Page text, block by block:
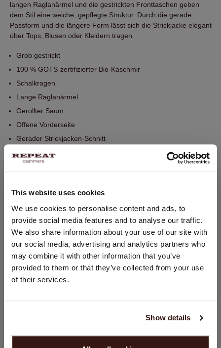
This website uses cookies
We use cookies to personalise content and ads, to
provide social media features and to analyse our traffic.
We also share information about your use of our site with
our social media, advertising and analytics partners who
may combine it with other information that you’ve
provided to them or that they’ve collected from your use
of their services.
Show details
langen Raglanärmel und die gestrickten Fronttaschen geben
dem Stil eine weiche, gepflegte Struktur. Durch die gerade
Passform und die längere Form lässt sich die Strickjacke elegant
über Tops, Blusen oder Kleidern tragen.
Grob gestrickt
100 % GOTS-zertifizierter Bio-Kaschmir
Schalkragen
Lange Raglanärmel
Gerollter Saum
Offene Vorderseite
Gerader Strickjacken-Schnitt
Reguläre Passform
Nach vorne verlegte Seitennähte
Handwäsche, chemische Reinigung möglich
100% Bio-Kaschmir (GOTS-zertifiziert)
GRÖSSE & SCHNITT
STANDORT ÄNDERN
Sie besuchen Repeat cashmere von Niederlande (€) aus.
Möchten Sie Ihre Standort aktualisieren?
Vereinigte Staaten ($)
WEITER